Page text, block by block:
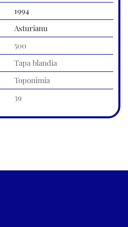
1994
Asturianu
500
Tapa blandia
Toponimia
39